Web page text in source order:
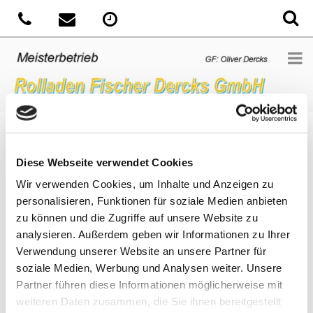
Diese Webseite verwendet Cookies
Wir verwenden Cookies, um Inhalte und Anzeigen zu
personalisieren, Funktionen für soziale Medien anbieten
zu können und die Zugriffe auf unsere Website zu
analysieren. Außerdem geben wir Informationen zu Ihrer
Verwendung unserer Website an unsere Partner für
soziale Medien, Werbung und Analysen weiter. Unsere
Partner führen diese Informationen möglicherweise mit
weiteren Daten zusammen, die Sie ihnen bereitgestellt
WohnfühlZimmer
Veröffentlicht
am
2. März 2018
Machen Sie Ihre Terrasse zum
WohnfühlZimmer
Mit steigenden Temperaturen verlagert sich der Lebensraum
hinaus ins Freie. Draußen essen, trinken, feiern, lachen oder
arbeiten – der Individualität sind keine Grenzen gesetzt.
Verzichten Sie dabei auf Terrasse oder Balkon nicht auf Komfort